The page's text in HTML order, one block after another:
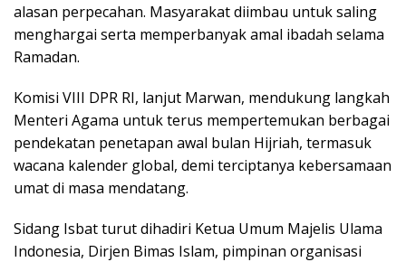
alasan perpecahan. Masyarakat diimbau untuk saling
menghargai serta memperbanyak amal ibadah selama
Ramadan.
Komisi VIII DPR RI, lanjut Marwan, mendukung langkah
Menteri Agama untuk terus mempertemukan berbagai
pendekatan penetapan awal bulan Hijriah, termasuk
wacana kalender global, demi terciptanya kebersamaan
umat di masa mendatang.
Sidang Isbat turut dihadiri Ketua Umum Majelis Ulama
Indonesia, Dirjen Bimas Islam, pimpinan organisasi